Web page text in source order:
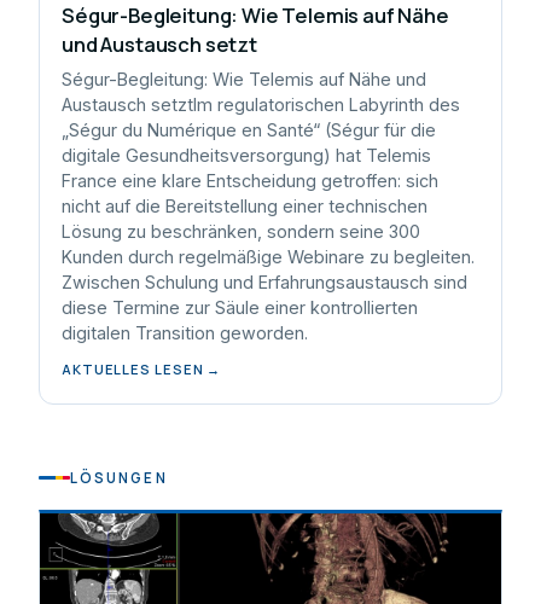
Ségur-Begleitung: Wie Telemis auf Nähe
und Austausch setzt
Ségur-Begleitung: Wie Telemis auf Nähe und
Austausch setztIm regulatorischen Labyrinth des
„Ségur du Numérique en Santé“ (Ségur für die
digitale Gesundheitsversorgung) hat Telemis
France eine klare Entscheidung getroffen: sich
nicht auf die Bereitstellung einer technischen
Lösung zu beschränken, sondern seine 300
Kunden durch regelmäßige Webinare zu begleiten.
Zwischen Schulung und Erfahrungsaustausch sind
diese Termine zur Säule einer kontrollierten
digitalen Transition geworden.
AKTUELLES LESEN →
LÖSUNGEN